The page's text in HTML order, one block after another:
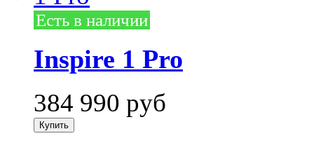
Есть в наличии
Inspire 1 Pro
384 990 руб